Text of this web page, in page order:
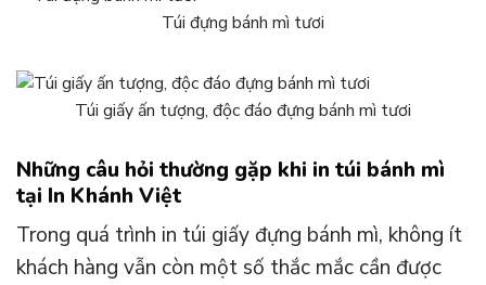
Túi đựng bánh mì tươi
Túi giấy ấn tượng, độc đáo đựng bánh mì tươi
Những câu hỏi thường gặp khi in túi bánh mì
tại In Khánh Việt
Trong quá trình in túi giấy đựng bánh mì, không ít
khách hàng vẫn còn một số thắc mắc cần được